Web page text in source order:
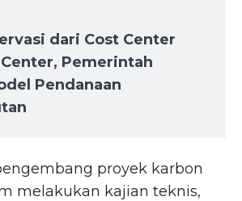
dari Cost Center
Pemerintah
Pendanaan
proyek karbon
melakukan kajian teknis,